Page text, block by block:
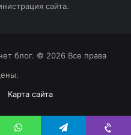
день только запутают
предсказание
положение дел.
сайта.
блог. © 2026 Все права
Карта сайта